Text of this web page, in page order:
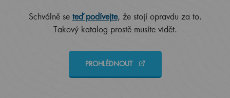
Schválně se teď podívejte, že stojí opravdu za to.
Takový katalog prostě musíte vidět.
PROHLÉDNOUT